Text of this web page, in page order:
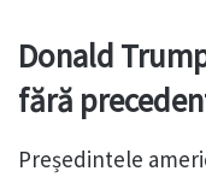
Donald
fără
Președintele